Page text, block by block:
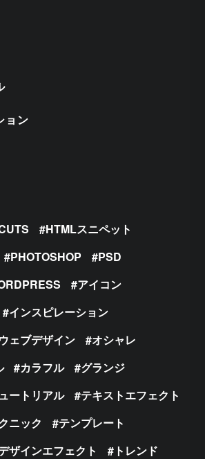
ョン
HTMLスニペット
PHOTOSHOP
PSD
アイコン
インスピレーション
ウェブデザイン
オシャレ
カラフル
グランジ
ートリアル
テキストエフェクト
ニック
テンプレート
ザインエフェクト
トレンド